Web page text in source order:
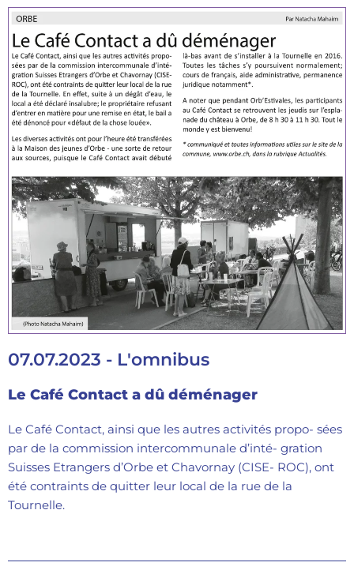
07.07.2023 - L'omnibus
Le Café Contact a dû déménager
Le Café Contact, ainsi que les autres activités propo- sées
par de la commission intercommunale d’inté- gration
Suisses Etrangers d’Orbe et Chavornay (CISE- ROC), ont
été contraints de quitter leur local de la rue de la
Tournelle.